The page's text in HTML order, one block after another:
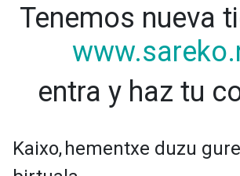
Tenemos nueva
entra y haz tu
Kaixo, hementxe duzu